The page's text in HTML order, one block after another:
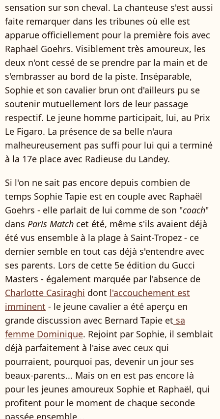
sensation sur son cheval. La chanteuse s'est aussi
faite remarquer dans les tribunes où elle est
apparue officiellement pour la première fois avec
Raphaël Goehrs. Visiblement très amoureux, les
deux n'ont cessé de se prendre par la main et de
s'embrasser au bord de la piste. Inséparable,
Sophie et son cavalier brun ont d'ailleurs pu se
soutenir mutuellement lors de leur passage
respectif. Le jeune homme participait, lui, au Prix
Le Figaro. La présence de sa belle n'aura
malheureusement pas suffi pour lui qui a terminé
à la 17e place avec Radieuse du Landey.
Si l'on ne sait pas encore depuis combien de
temps Sophie Tapie est en couple avec Raphaël
Goehrs - elle parlait de lui comme de son "coach"
dans Paris Match cet été, même s'ils avaient déjà
été vus ensemble à la plage à Saint-Tropez - ce
dernier semble en tout cas déjà s'entendre avec
ses parents. Lors de cette 5e édition du Gucci
Masters - également marquée par l'absence de
Charlotte Casiraghi dont l'accouchement est
imminent - le jeune cavalier a été aperçu en
grande discussion avec Bernard Tapie et sa
femme Dominique. Rejoint par Sophie, il semblait
déjà parfaitement à l'aise avec ceux qui
pourraient, pourquoi pas, devenir un jour ses
beaux-parents... Mais on en est pas encore là
pour les jeunes amoureux Sophie et Raphaël, qui
profitent pour le moment de chaque seconde
passée ensemble...